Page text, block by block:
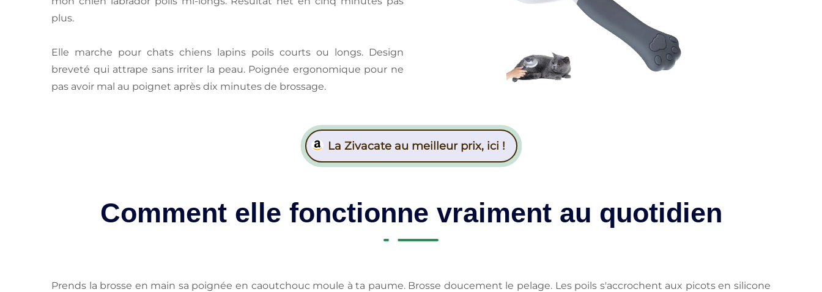
plus.
Elle marche pour chats chiens lapins poils courts ou longs. Design
breveté qui attrape sans irriter la peau. Poignée ergonomique pour ne
pas avoir mal au poignet après dix minutes de brossage.
La Zivacate au meilleur prix, ici !
Comment elle fonctionne vraiment au quotidien
Prends la brosse en main sa poignée en caoutchouc moule à ta paume. Brosse doucement le pelage. Les poils s'accrochent aux picots en silicone